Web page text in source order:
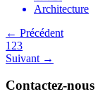
Architecture
← Précédent
1 23
Suivant →
Contactez-nous